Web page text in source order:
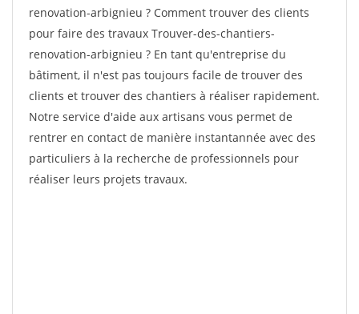
renovation-arbignieu ? Comment trouver des clients
pour faire des travaux Trouver-des-chantiers-
renovation-arbignieu ? En tant qu'entreprise du
bâtiment, il n'est pas toujours facile de trouver des
clients et trouver des chantiers à réaliser rapidement.
Notre service d'aide aux artisans vous permet de
rentrer en contact de manière instantannée avec des
particuliers à la recherche de professionnels pour
réaliser leurs projets travaux.